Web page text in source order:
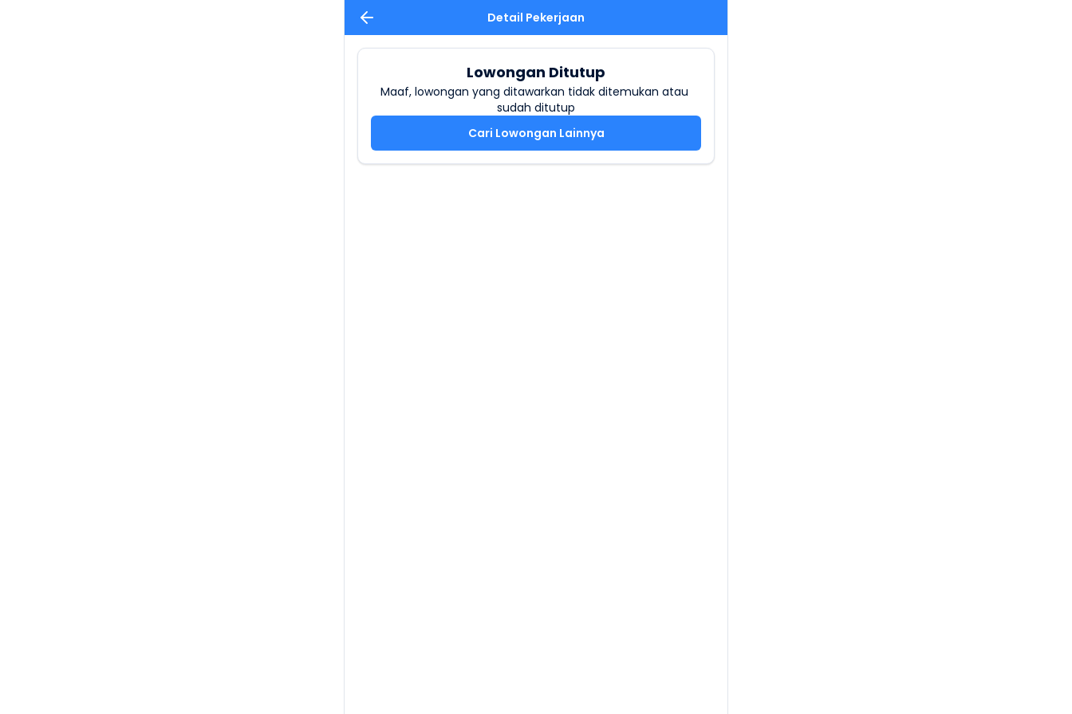
Detail Pekerjaan
Lowongan Ditutup
Maaf, lowongan yang ditawarkan tidak ditemukan atau
sudah ditutup
Cari Lowongan Lainnya